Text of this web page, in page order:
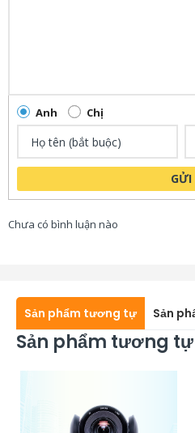
Anh Chị
GỬI
Chưa có bình luận nào
Sản phẩm tương tự Sản
Sản phẩm tương tự